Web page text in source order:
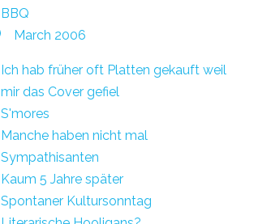
BBQ
March 2006
Ich hab früher oft Platten gekauft weil
mir das Cover gefiel
S'mores
Manche haben nicht mal
Sympathisanten
Kaum 5 Jahre später
Spontaner Kultursonntag